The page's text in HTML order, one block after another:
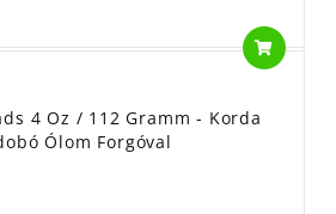
4 Oz / 112 Gramm - Korda
Ólom Forgóval